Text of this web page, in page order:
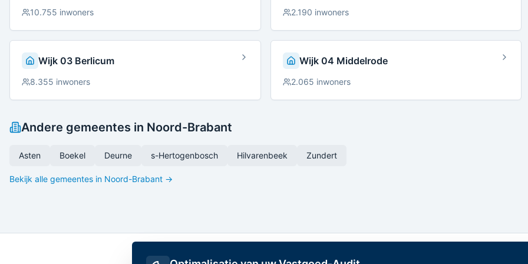
10.755 inwoners 2.190 inwoners
Wijk 03 Berlicum
8.355 inwoners
Wijk 04 Middelrode
2.065 inwoners
Andere gemeentes in Noord-Brabant
Asten Boekel Deurne s-Hertogenbosch Hilvarenbeek Zundert
Bekijk alle gemeentes in Noord-Brabant →